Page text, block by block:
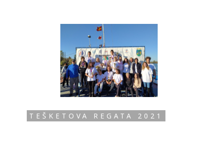
TEŠKETOVA REGATA 2021